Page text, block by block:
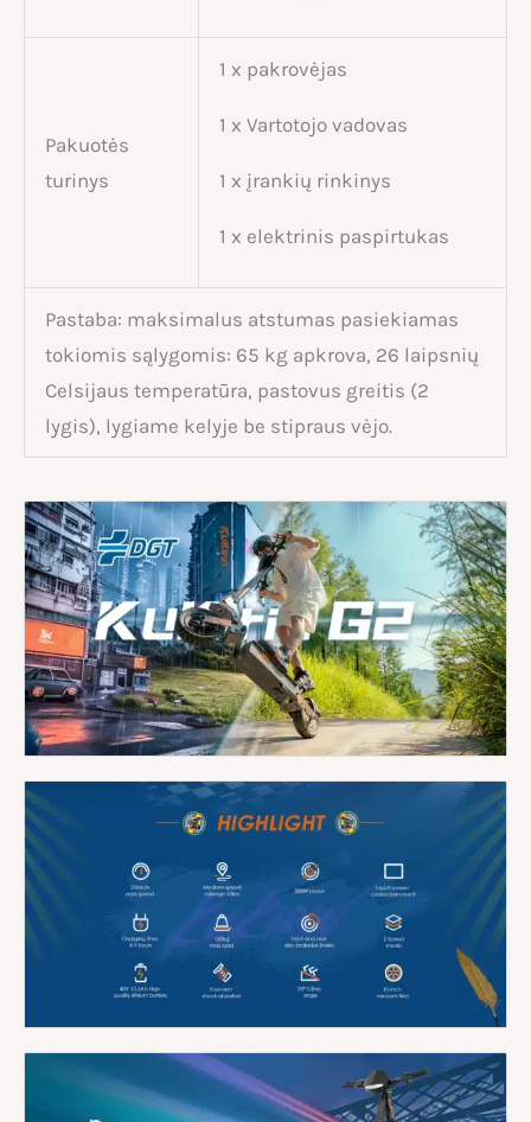
Pakuotės
turinys
1 x pakrovėjas
1 x Vartotojo vadovas
1 x įrankių rinkinys
1 x elektrinis paspirtukas
Pastaba: maksimalus atstumas pasiekiamas
tokiomis sąlygomis: 65 kg apkrova, 26 laipsnių
Celsijaus temperatūra, pastovus greitis (2
lygis), lygiame kelyje be stipraus vėjo.